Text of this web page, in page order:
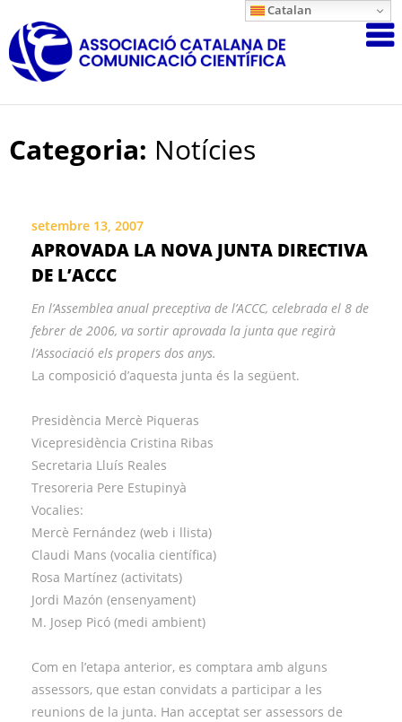
to
content
Associació
Categoria: Notícies
setembre 13, 2007
APROVADA LA NOVA JUNTA DIRECTIVA
DE L’ACCC
En l’Assemblea anual preceptiva de l’ACCC, celebrada el 8 de
febrer de 2006, va sortir aprovada la junta que regirà
l’Associació els propers dos anys.
La composició d’aquesta junta és la següent.
Presidència Mercè Piqueras
Vicepresidència Cristina Ribas
Secretaria Lluís Reales
Tresoreria Pere Estupinyà
Vocalies:
Mercè Fernández (web i llista)
Claudi Mans (vocalia científica)
Rosa Martínez (activitats)
Jordi Mazón (ensenyament)
M. Josep Picó (medi ambient)
Com en l’etapa anterior, es comptara amb alguns
assessors, que estan convidats a participar a les
reunions de la junta. Han acceptat ser assessors de
Catalan